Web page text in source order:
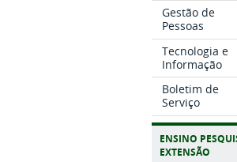
Gestão de
Pessoas
Tecnologia e
Informação
Boletim de
Serviço
ENSINO
EXTENSÃO